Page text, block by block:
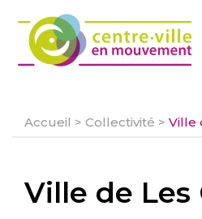
Accueil > Collectivité > Ville
Ville de Les